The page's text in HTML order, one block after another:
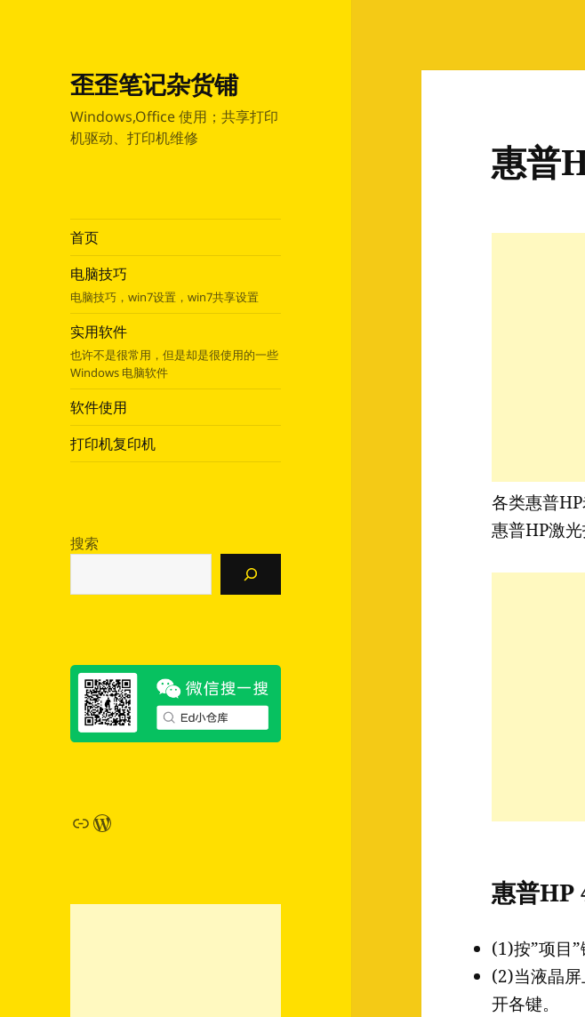
歪歪笔记杂货铺
Windows,Office 使用；共享打印
机驱动、打印机维修
首页
电脑技巧
电脑技巧，win7设置，win7共享设置
实用软件
也许不是很常用，但是却是很使用的一些
Windows 电脑软件
软件使用
打印机复印机
搜索
链接WordPress
惠普
各类惠普
惠普HP激
惠普HP
(1)按”项目
(2)当液晶
开各键。